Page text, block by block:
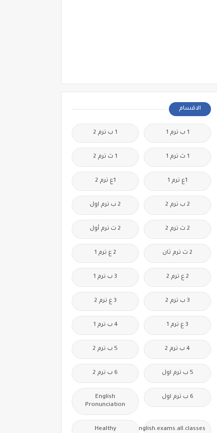
الاقسام
1 ب ترم 1 1 ب ترم 2
1 ث ترم 1 1 ث ترم 2
1ع ترم 1 1ع ترم 2
2 ب ترم 2 2 ب ترم اول
2 ث ترم 2 2 ث ترم أول
2 ث ترم ثان 2 ع ترم 1
2 ع ترم 2 3 ب ترم 1
3 ب ترم 2 3 ع ترم 2
3 ع ترم 1 4 ب ترم 1
4 ب ترم 2 5 ب ترم 2
5 ب ترم اول 6 ب ترم 2
6 ب ترم اول
English
Pronunciation
Free.English.exams.all.classes
Healthy